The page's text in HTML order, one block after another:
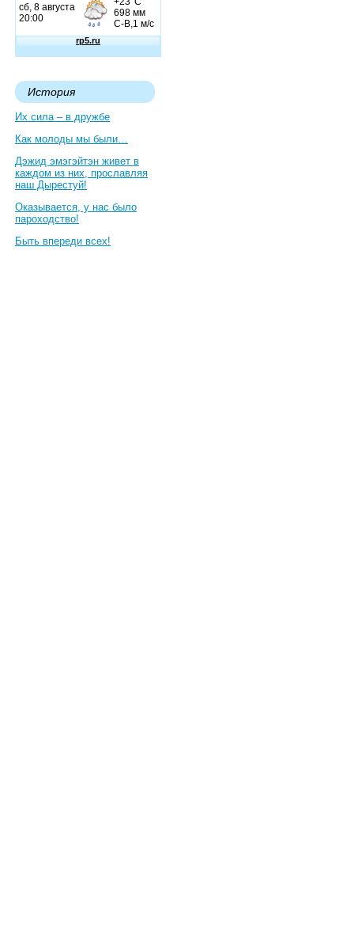
История
Их сила – в дружбе
Как молоды мы были…
Дэжид эмэгэйтэн живет в
каждом из них, прославляя
наш Дырестуй!
Оказывается, у нас было
пароходство!
Быть впереди всех!